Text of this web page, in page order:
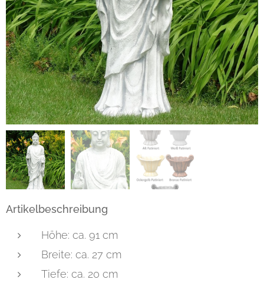
Artikelbeschreibung
Höhe: ca. 91 cm
Breite: ca. 27 cm
Tiefe: ca. 20 cm